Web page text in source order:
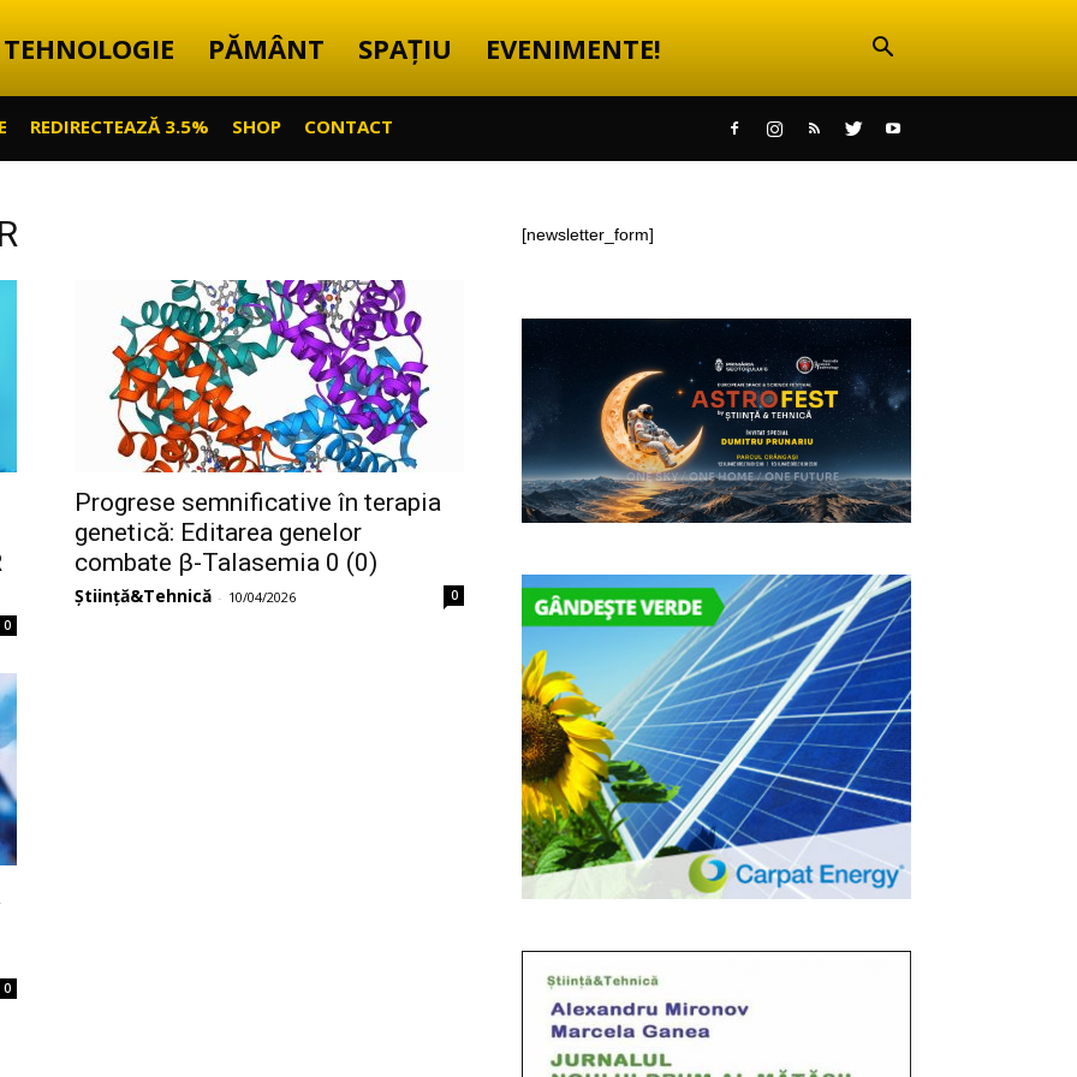
TEHNOLOGIE PĂMÂNT SPAȚIU EVENIMENTE!
REDIRECTEAZĂ 3.5% SHOP CONTACT
0
Progrese semnificative în terapia
genetică: Editarea genelor
combate β-Talasemia 0 (0)
Știință&Tehnică - 10/04/2026 0
0
[newsletter_form]